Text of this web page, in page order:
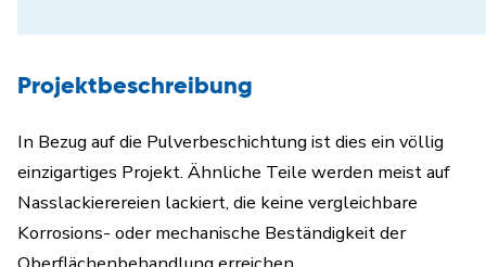
Projektbeschreibung
In Bezug auf die Pulverbeschichtung ist dies ein völlig
einzigartiges Projekt. Ähnliche Teile werden meist auf
Nasslackierereien lackiert, die keine vergleichbare
Korrosions- oder mechanische Beständigkeit der